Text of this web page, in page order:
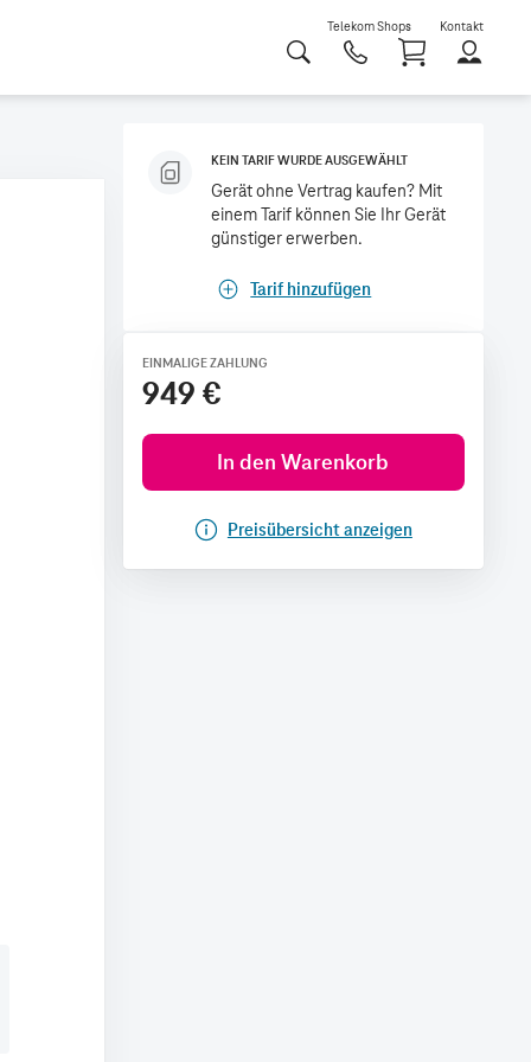
Telekom Shops Kontakt
KEIN TARIF WURDE AUSGEWÄHLT
Gerät ohne Vertrag kaufen? Mit
einem Tarif können Sie Ihr Gerät
günstiger erwerben.
Tarif hinzufügen
EINMALIGE ZAHLUNG
949 €
In den Warenkorb
Preisübersicht anzeigen